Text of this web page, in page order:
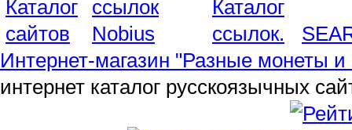
Интернет-магазин "Разные монеты и
интернет каталог русскоязычных